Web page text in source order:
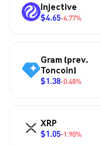
Injective
$4.65-4.77%
Gram (prev.
Toncoin)
$1.38-0.48%
XRP
$1.05-1.90%